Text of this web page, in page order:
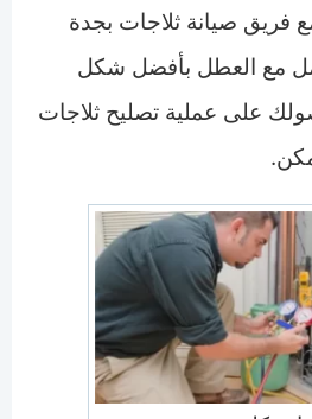
فريق صيانة ثلاجات بجدة
مع العطل بأفضل شكل
على عملية تصليح ثلاجات